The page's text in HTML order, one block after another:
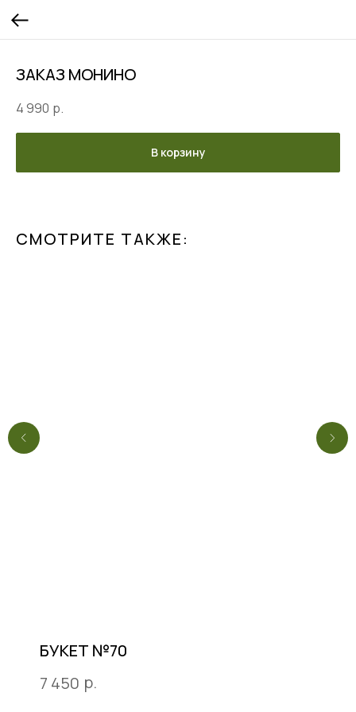
ЗАКАЗ МОНИНО
4 990 р.
В корзину
СМОТРИТЕ ТАКЖЕ:
БУКЕТ №70
7 450 р.